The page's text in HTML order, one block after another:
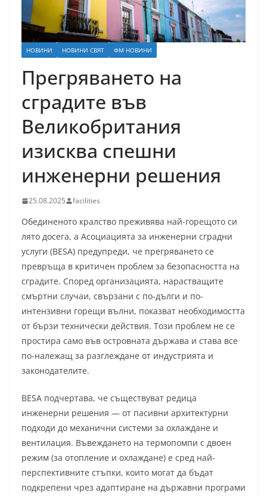
НОВИНИ НОВИНИ СВЯТ ФМ НОВИНИ
Прегряването на
сградите във
Великобритания
изисква спешни
инженерни решения
25.08.2025 facilities
Обединеното кралство преживява най-горещото си
лято досега, а Асоциацията за инженерни сградни
услуги (BESA) предупреди, че прегряването се
превръща в критичен проблем за безопасността на
сградите. Според организацията, нарастващите
смъртни случаи, свързани с по-дълги и по-
интензивни горещи вълни, показват необходимостта
от бързи технически действия. Този проблем не се
простира само във островната държава и става все
по-належащ за разглеждане от индустрията и
законодателите.
BESA подчертава, че съществуват редица
инженерни решения — от пасивни архитектурни
подходи до механични системи за охлаждане и
вентилация. Въвеждането на термопомпи с двоен
режим (за отопление и охлаждане) е сред най-
перспективните стъпки, които могат да бъдат
подкрепени чрез адаптиране на държавни програми